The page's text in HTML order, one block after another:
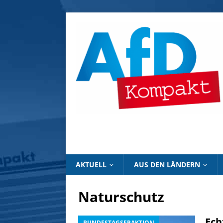
AKTUELL AUS DEN LÄNDERN
Naturschutz